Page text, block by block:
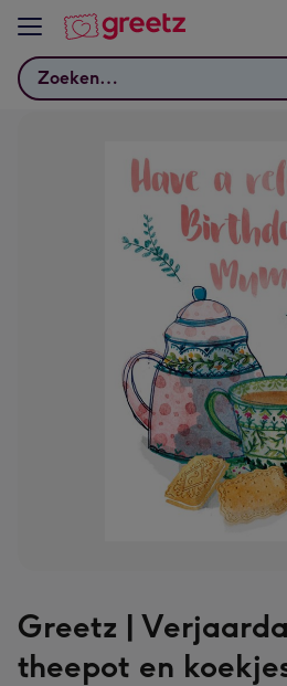
Bekijk meer
Zoeken
Greetz |
theepot en